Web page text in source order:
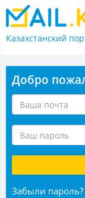
Казахстанский
Добро
Забыли пароль?